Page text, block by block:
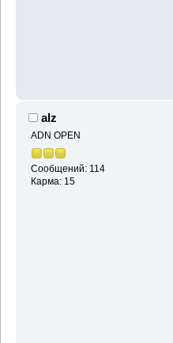
alz
ADN OPEN
Сообщений: 114
Карма: 15